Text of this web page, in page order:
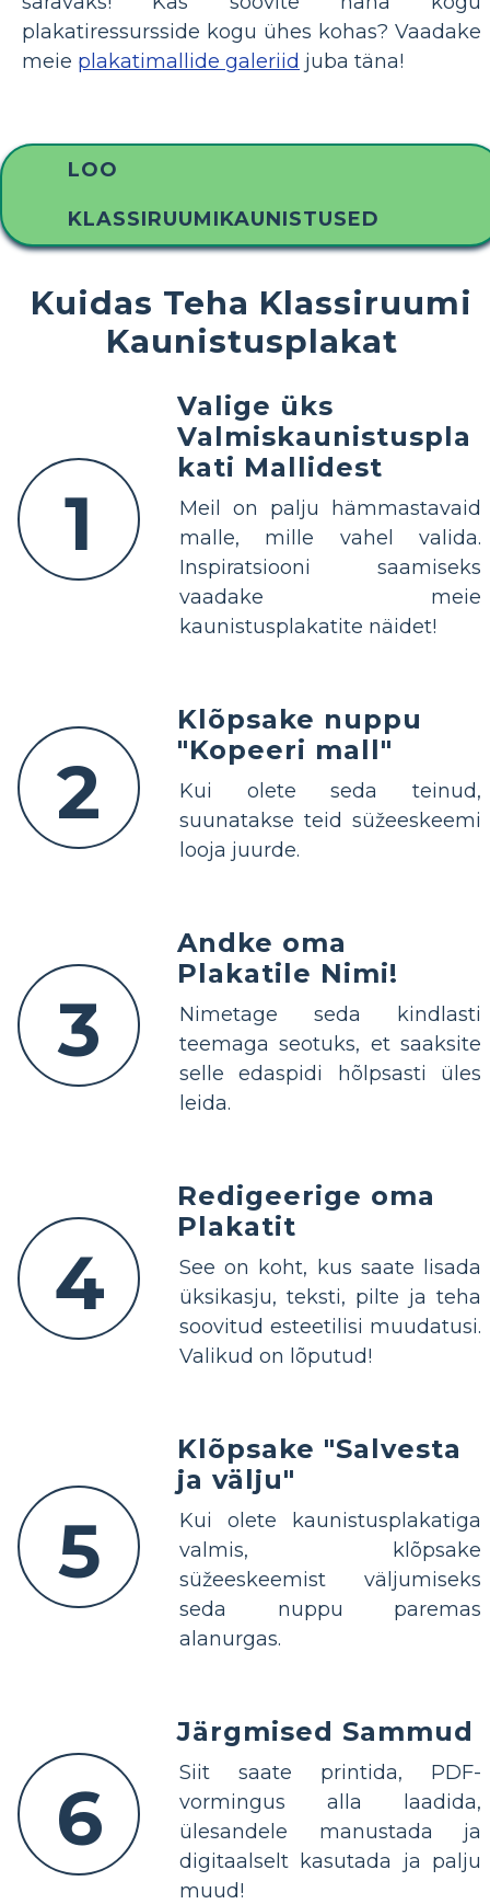
plakatiressursside kogu ühes kohas? Vaadake
meie plakatimallide galeriid juba täna!
LOO
KLASSIRUUMIKAUNISTUSED
Kuidas Teha Klassiruumi
Kaunistusplakat
1
Valige üks
Valmiskaunistuspla
kati Mallidest
Meil on palju hämmastavaid
malle, mille vahel valida.
Inspiratsiooni saamiseks
vaadake meie
kaunistusplakatite näidet!
2
Klõpsake nuppu
"Kopeeri mall"
Kui olete seda teinud,
suunatakse teid süžeeskeemi
looja juurde.
3
Andke oma
Plakatile Nimi!
Nimetage seda kindlasti
teemaga seotuks, et saaksite
selle edaspidi hõlpsasti üles
leida.
4
Redigeerige oma
Plakatit
See on koht, kus saate lisada
üksikasju, teksti, pilte ja teha
soovitud esteetilisi muudatusi.
Valikud on lõputud!
5
Klõpsake "Salvesta
ja välju"
Kui olete kaunistusplakatiga
valmis, klõpsake
süžeeskeemist väljumiseks
seda nuppu paremas
alanurgas.
6
Järgmised Sammud
Siit saate printida, PDF-
vormingus alla laadida,
ülesandele manustada ja
digitaalselt kasutada ja palju
muud!